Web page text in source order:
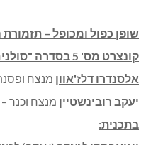
שופן כפול ומכופל –
קונצרט מס' 5 בסדרה "סולנים בסערה"
אלסנדרו דלז'אוון מנצח
יעקב רובינשטיין מנצח וכנר
בתכנית: